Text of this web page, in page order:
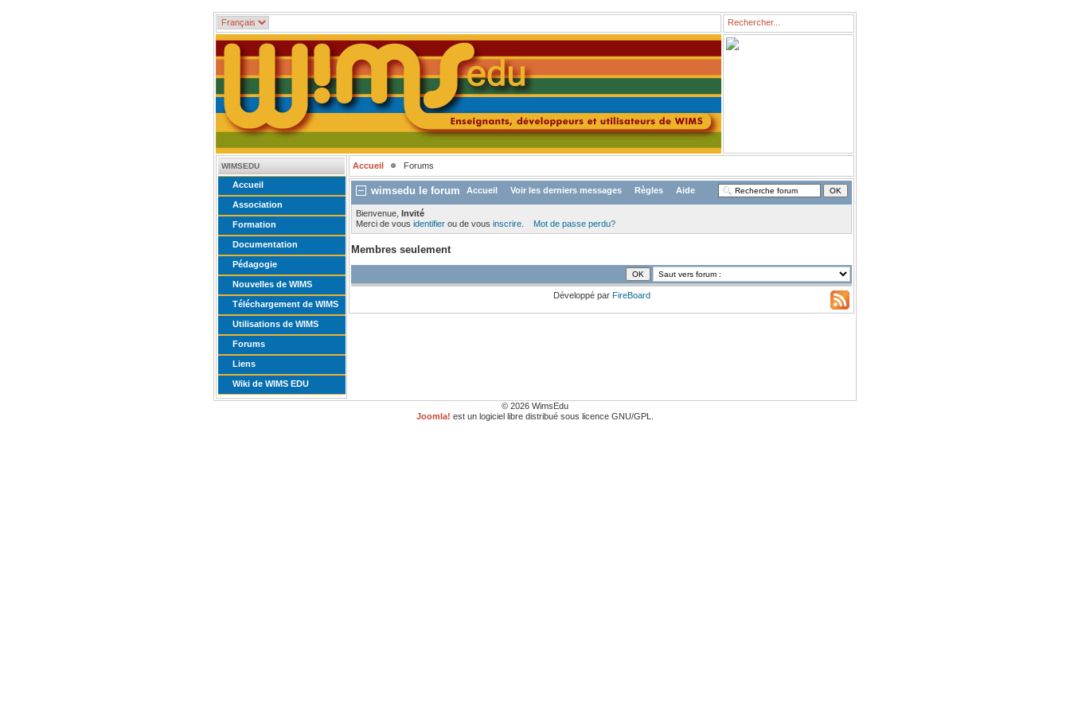
WIMSEDU
Accueil
Association
Formation
Documentation
Pédagogie
Nouvelles de WIMS
Téléchargement de WIMS
Utilisations de WIMS
Forums
Liens
Wiki de WIMS EDU
Accueil Forums
wimsedu le forum Accueil Voir les derniers messages Règles Aide
Bienvenue, Invité
Merci de vous identifier ou de vous inscrire Mot de passe perdu?
Membres seulement
Développé par FireBoard
© 2026 WimsEdu
Joomla! est un logiciel libre distribué sous licence GNU/GPL.